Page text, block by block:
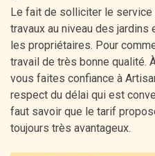
Le fait de solliciter le
travaux au niveau des
les propriétaires. Pour
travail de très bonne qualité.
vous faites confiance à
respect du délai qui est
faut savoir que le tarif
toujours très avantageux.